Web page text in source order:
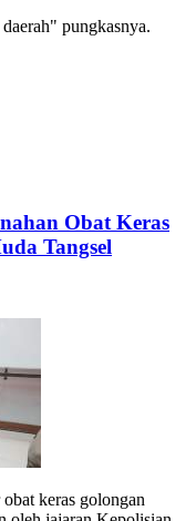
pungkasnya.
Obat Keras
Tangsel
keras golongan